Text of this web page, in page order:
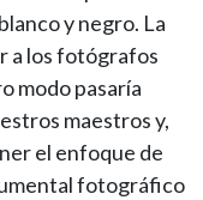
y negro. La
a los fotógrafos
modo pasaría
maestros y,
el enfoque de
fotográfico